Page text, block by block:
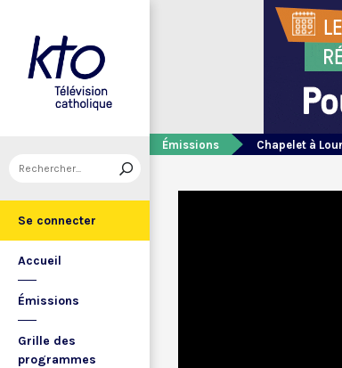
Se connecter
Accueil
Émissions
Grille des
programmes
Émissions Chapelet à